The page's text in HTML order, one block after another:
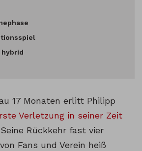
17 Monaten erlitt Philipp
Verletzung in seiner Zeit
Rückkehr fast vier
Fans und Verein heiß